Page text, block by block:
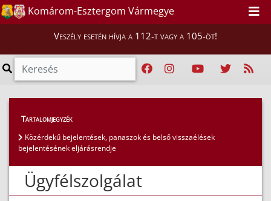
Komárom-Esztergom Vármegye
Veszély esetén hívja a 112-t vagy a 105-öt!
Magunkról
Tartalomjegyzék
Közérdekű bejelentések, panaszok és belső visszaélések
bejelentésének eljárásrendje
Ügyfélszolgálat